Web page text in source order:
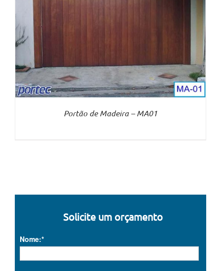
Portão de Madeira – MA01
Solicite um orçamento
Nome:*